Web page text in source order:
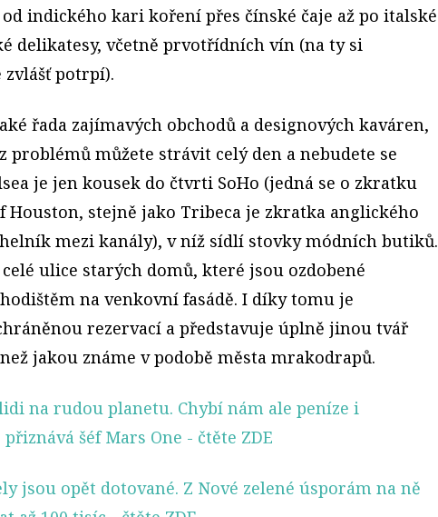
indického kari koření přes čínské čaje až po italské
delikatesy, včetně prvotřídních vín (na ty si
zvlášť potrpí).
řada zajímavých obchodů a designových kaváren,
problémů můžete strávit celý den a nebudete se
je jen kousek do čtvrti SoHo (jedná se o zkratku
Houston, stejně jako Tribeca je zkratka anglického
mezi kanály), v níž sídlí stovky módních butiků.
ulice starých domů, které jsou ozdobené
na venkovní fasádě. I díky tomu je
rezervací a představuje úplně jinou tvář
jakou známe v podobě města mrakodrapů.
na rudou planetu. Chybí nám ale peníze i
šéf Mars One - čtěte ZDE
jsou opět dotované. Z Nové zelené úsporám na ně